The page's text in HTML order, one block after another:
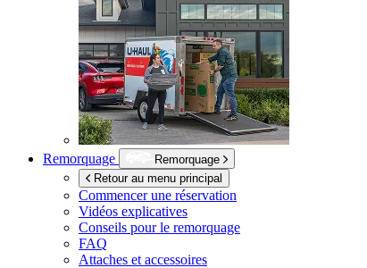
Remorquage
Remorquage
Retour au menu principal
Commencer une réservation
Vidéos explicatives
Conseils pour le remorquage
FAQ
Attaches et accessoires